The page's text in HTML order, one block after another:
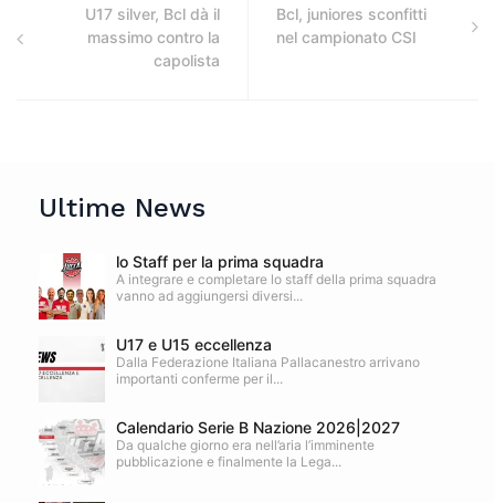
U17 silver, Bcl dà il
massimo contro la
capolista
Bcl, juniores sconfitti
nel campionato CSI
Ultime News
lo Staff per la prima squadra
A integrare e completare lo staff della prima squadra
vanno ad aggiungersi diversi...
U17 e U15 eccellenza
Dalla Federazione Italiana Pallacanestro arrivano
importanti conferme per il...
Calendario Serie B Nazione 2026|2027
Da qualche giorno era nell’aria l’imminente
pubblicazione e finalmente la Lega...